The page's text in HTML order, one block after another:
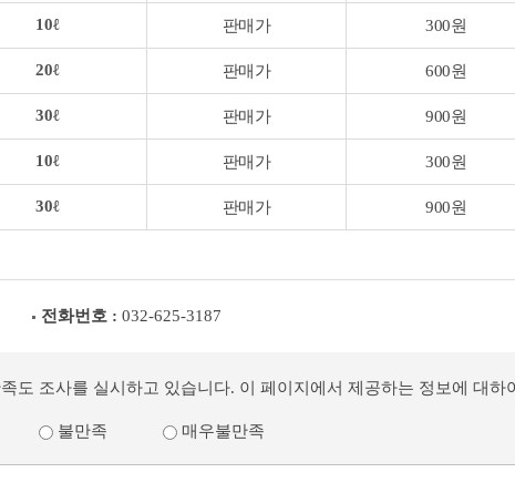
10ℓ 판매가 300원
20ℓ 판매가 600원
30ℓ 판매가 900원
10ℓ 판매가 300원
30ℓ 판매가 900원
전화번호 : 032-625-3187
도 조사를 실시하고 있습니다. 이 페이지에서 제공하는 정보에 대하
불만족 매우불만족